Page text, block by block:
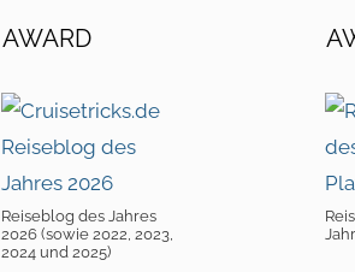
AWARD
Reiseblog des Jahres
2026 (sowie 2022, 2023,
2024 und 2025)